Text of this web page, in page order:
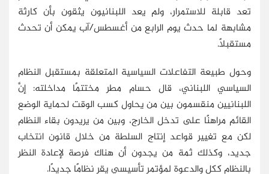
تعد قابلة للاستمرار، ولم يعد اللبنانيون يثقون بأن كارثة
مشابهة لما حدث يوم الرابع من أغسطس/آب يمكن أن تحدث
مستقبلًا.
وحول طبيعة التفاعلات السياسية المتعلقة بمستقبل النظام
السياسي اللبناني، قال حسام مطر مختتمًا مداخلته: إنَّ
اللبنانيين منقسمون بين من يحاول كسب الوقت لحماية الوضع
القائم مراهنًا على تدخل الخارج، وبين من يريدون بقاء النظام
لكن مع تغيير قواعد إنتاج السلطة من خلال قانون انتخاب
جديد، وكذلك ثمة من يجدون أن هناك فرصة لإعادة النظر
بالنظام ككل والدعوة لمؤتمر تأسيسي يقر نظامًا جديدًا.